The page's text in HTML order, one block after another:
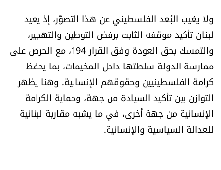
ولا يغيب البُعد الفلسطيني عن هذا التصوّر، إذ يعيد
لبنان تأكيد موقفه الثابت برفض التوطين والتهجير،
والتمسك بحق العودة وفق القرار 194، مع الحرص على
ممارسة الدولة سلطتها داخل المخيمات، بما يحفظ
كرامة الفلسطينيين وحقوقهم الإنسانية. وهنا يظهر
التوازن بين تأكيد السيادة من جهة، وحماية الكرامة
الإنسانية من جهة أخرى، في ما يشبه مقاربة لبنانية
للعدالة السياسية والإنسانية.